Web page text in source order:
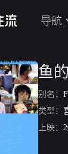
导航
鱼
别名：
类型：
上映：